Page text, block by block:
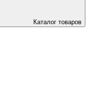
Каталог товаров